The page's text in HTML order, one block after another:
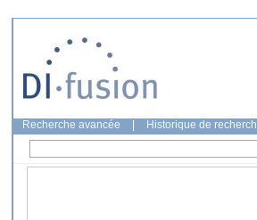
Recherche avancée Historique de